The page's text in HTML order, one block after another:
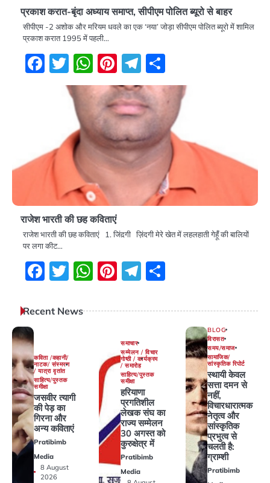
प्रकाश करात-बृंदा अध्याय समाप्त, सीपीएम पोलित ब्यूरो से बाहर
सीपीएम -2 अशोक और मरियम धवले का एक ‘नया’ जोड़ा सीपीएम पोलित ब्यूरो में शामिल
प्रकाश करात 1995 में पहली…
Facebook
Twitter
WhatsApp
Pinterest
Telegram
राजेश भारती की छह कविताएं
राजेश भारती की छह कविताएं 1. जिंद़गी ज़िंदगी मेरे खेत में लहलहाती गेहूंँ की बालियों
पर लगा कीट…
Facebook
Twitter
WhatsApp
Pinterest
Telegram
Recent News
कविता /कहानी/
नाटक/ संस्मरण
/ यात्रा वृतांत
साहित्य/पुस्तक
समीक्षा
जसवीर त्यागी
की पेड़ का
गिरना और
अन्य कविताएं
Pratibimb
Media
8 August
2026
समाचार
सम्मेलन / विचार
गोष्ठी / कार्यक्रम
/ समारोह
साहित्य/पुस्तक
समीक्षा
हरियाणा
प्रगतिशील
लेखक संघ का
राज्य सम्मेलन
30 अगस्त को
कुरुक्षेत्र में
Pratibimb
Media
BLOG
विरासत
समय/समाज
सामाजिक/
सांस्कृतिक रिपोर्ट
स्थायी केवल
सत्ता दमन से
नहीं,
विचारधारात्मक
नेतृत्व और
सांस्कृतिक
प्रभुत्व से
चलती है:
ग्राम्शी
Pratibimb